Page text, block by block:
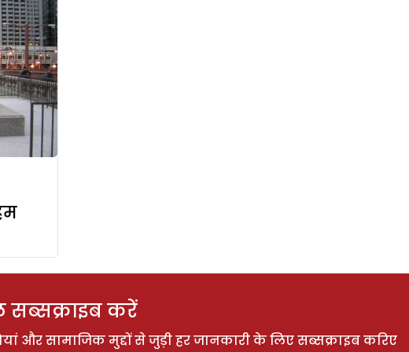
सब्सक्राइब करें
और सामाजिक मुद्दों से जुड़ी हर जानकारी के लिए सब्सक्राइब करिए